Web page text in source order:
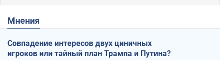
Мнения
Совпадение интересов двух циничных
игроков или тайный план Трампа и Путина?